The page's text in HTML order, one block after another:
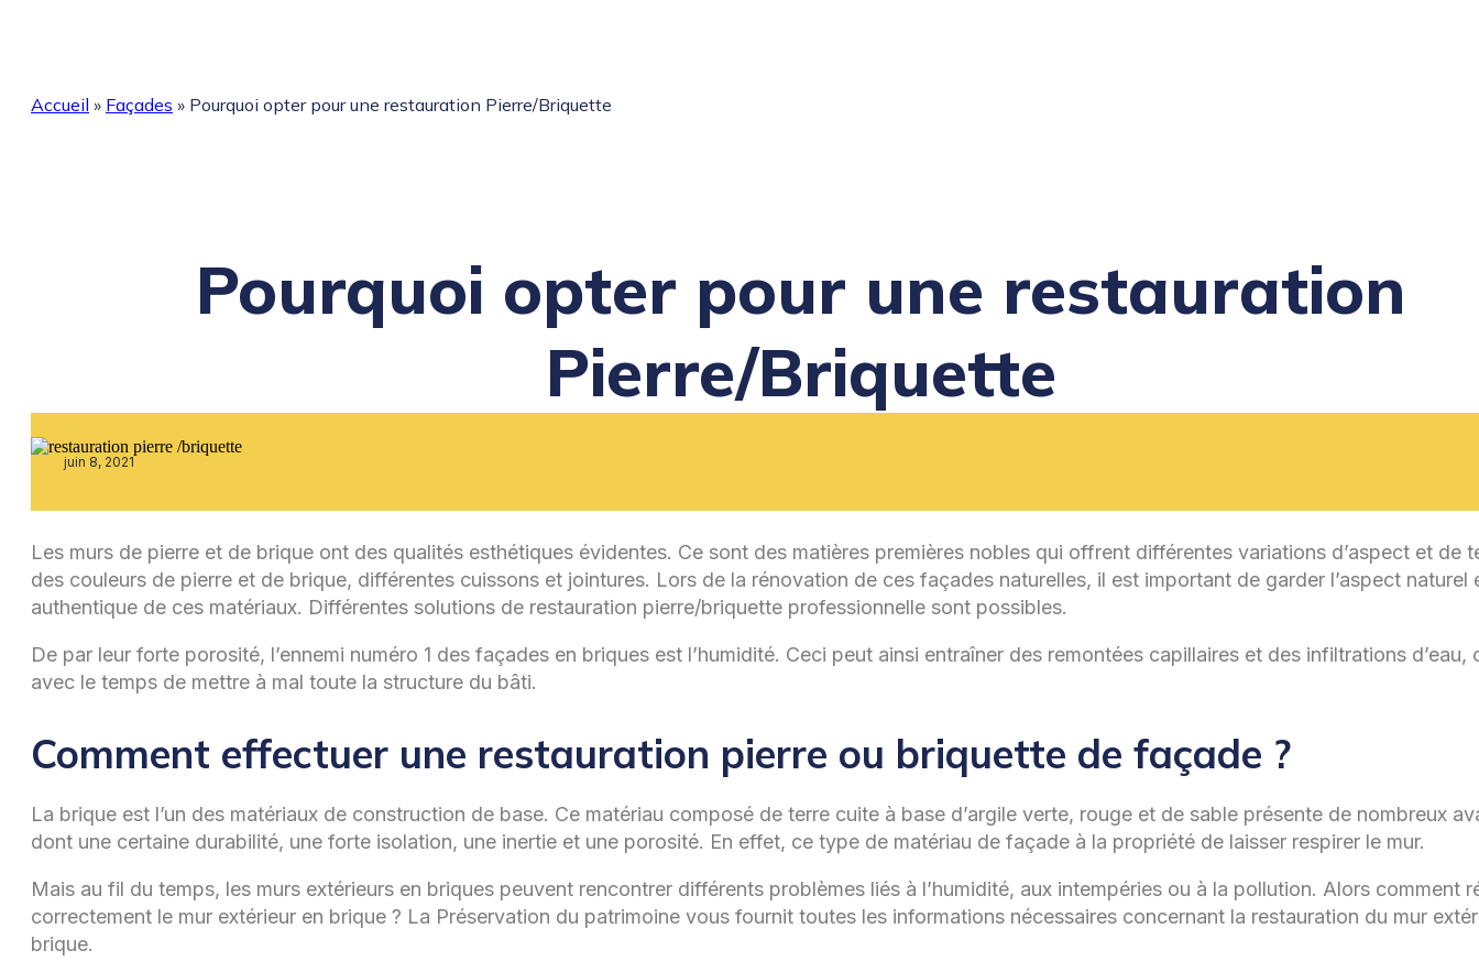
Accueil » Façades » Pourquoi opter pour une restauration Pierre/Briquette
Pourquoi opter pour une restauration
Pierre/Briquette
juin 8, 2021
Les murs de pierre et de brique ont des qualités esthétiques évidentes. Ce sont des matières premières nobles qui offrent différentes variations d’aspect et de
des couleurs de pierre et de brique, différentes cuissons et jointures. Lors de la rénovation de ces façades naturelles, il est important de garder l’aspect naturel
authentique de ces matériaux. Différentes solutions de restauration pierre/briquette professionnelle sont possibles.
De par leur forte porosité, l’ennemi numéro 1 des façades en briques est l’humidité. Ceci peut ainsi entraîner des remontées capillaires et des infiltrations d’eau,
avec le temps de mettre à mal toute la structure du bâti.
Comment effectuer une restauration pierre ou briquette de façade ?
La brique est l’un des matériaux de construction de base. Ce matériau composé de terre cuite à base d’argile verte, rouge et de sable présente de nombreux
dont une certaine durabilité, une forte isolation, une inertie et une porosité. En effet, ce type de matériau de façade à la propriété de laisser respirer le mur.
Mais au fil du temps, les murs extérieurs en briques peuvent rencontrer différents problèmes liés à l’humidité, aux intempéries ou à la pollution. Alors comment
correctement le mur extérieur en brique ? La Préservation du patrimoine vous fournit toutes les informations nécessaires concernant la restauration du mur
brique.